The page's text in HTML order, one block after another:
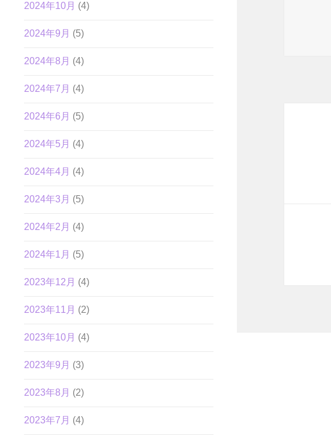
2024年10月 (4)
2024年9月 (5)
2024年8月 (4)
2024年7月 (4)
2024年6月 (5)
2024年5月 (4)
2024年4月 (4)
2024年3月 (5)
2024年2月 (4)
2024年1月 (5)
2023年12月 (4)
2023年11月 (2)
2023年10月 (4)
2023年9月 (3)
2023年8月 (2)
2023年7月 (4)